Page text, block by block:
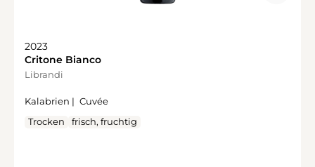
2023
Critone Bianco
Librandi
Kalabrien | Cuvée
Trocken
frisch, fruchtig